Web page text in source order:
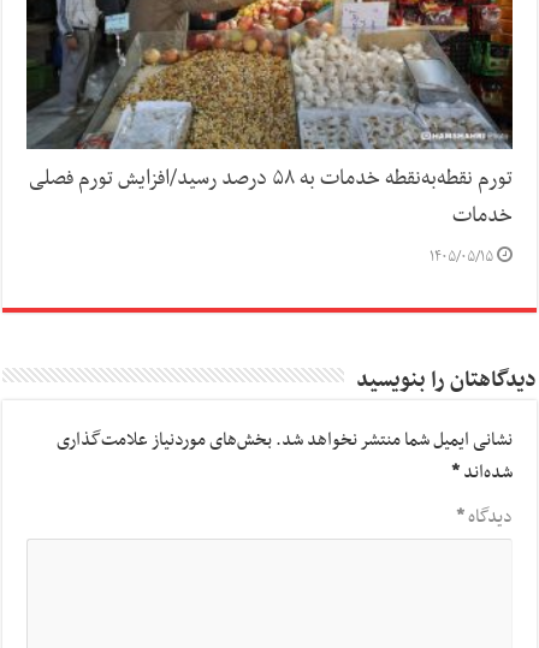
تورم نقطه‌به‌نقطه خدمات به ۵۸ درصد رسید/افزایش تورم فصلی
خدمات
۱۴۰۵/۰۵/۱۵
دیدگاهتان را بنویسید
نشانی ایمیل شما منتشر نخواهد شد.بخش‌های موردنیاز علامت‌گذاری
شده‌اند*
دیدگاه*